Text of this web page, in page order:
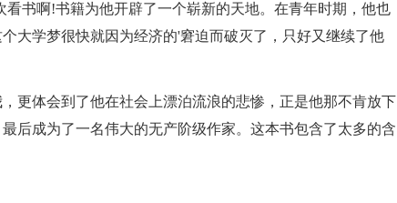
看书啊!书籍为他开辟了一个崭新的天地。在青年时期，他也
大学梦很快就因为经济的'窘迫而破灭了，只好又继续了他
更体会到了他在社会上漂泊流浪的悲惨，正是他那不肯放下
后成为了一名伟大的无产阶级作家。这本书包含了太多的含